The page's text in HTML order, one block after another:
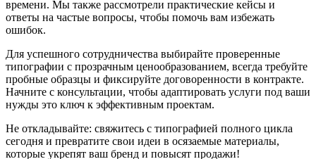
времени. Мы также рассмотрели практические кейсы и
ответы на частые вопросы, чтобы помочь вам избежать
ошибок.
Для успешного сотрудничества выбирайте проверенные
типографии с прозрачным ценообразованием, всегда требуйте
пробные образцы и фиксируйте договоренности в контракте.
Начните с консультации, чтобы адаптировать услуги под ваши
нужды это ключ к эффективным проектам.
Не откладывайте: свяжитесь с типографией полного цикла
сегодня и превратите свои идеи в осязаемые материалы,
которые укрепят ваш бренд и повысят продажи!